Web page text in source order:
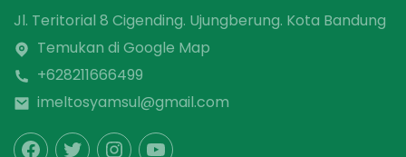
Jl. Teritorial 8 Cigending. Ujungberung. Kota Bandung
Temukan di Google Map
+628211666499
imeltosyamsul@gmail.com